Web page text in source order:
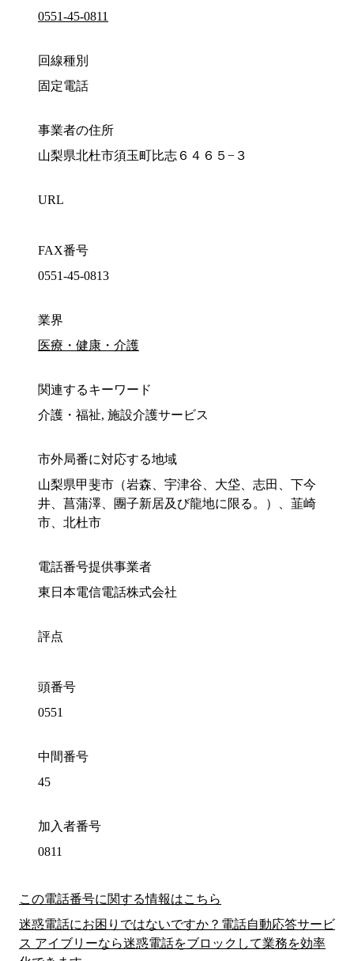
0551-45-0811
回線種別
固定電話
事業者の住所
山梨県北杜市須玉町比志６４６５−３
URL
FAX番号
0551-45-0813
業界
医療・健康・介護
関連するキーワード
介護・福祉, 施設介護サービス
市外局番に対応する地域
山梨県甲斐市（岩森、宇津谷、大垈、志田、下今
井、菖蒲澤、團子新居及び龍地に限る。）、韮崎
市、北杜市
電話番号提供事業者
東日本電信電話株式会社
評点
頭番号
0551
中間番号
45
加入者番号
0811
この電話番号に関する情報はこちら
迷惑電話にお困りではないですか？電話自動応答サービ
ス アイブリーなら迷惑電話をブロックして業務を効率